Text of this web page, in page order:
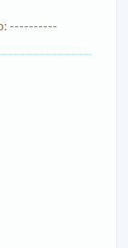
----------